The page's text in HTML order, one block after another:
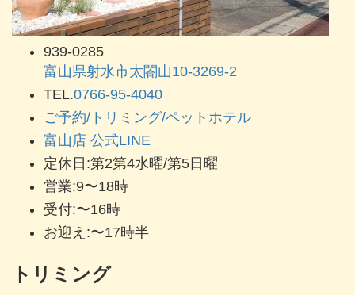
939-0285
富山県射水市太閤山10-3269-2
TEL.0766-95-4040
ご予約/トリミング/ペットホテル
富山店 公式LINE
定休日:第2第4水曜/第5日曜
営業:9〜18時
受付:〜16時
お迎え:〜17時半
トリミング